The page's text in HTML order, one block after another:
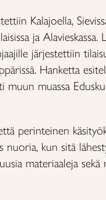
Kalajoella,
ja Alavieskassa.
järjestettiin
Hanketta
muun muassa
perinteinen
nuoria, kun sitä
materiaaleja sekä